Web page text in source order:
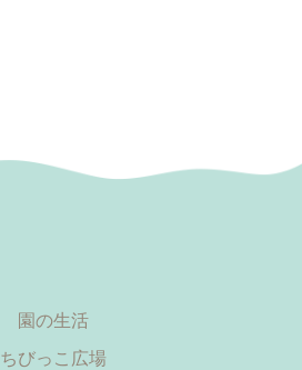
園の生活
ちびっこ広場